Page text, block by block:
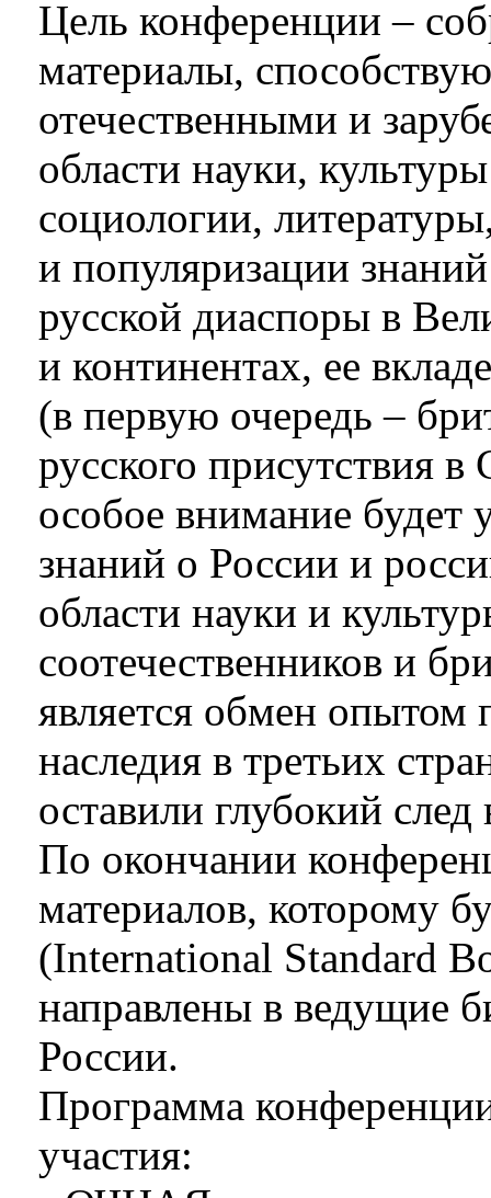
Цель конференции –
материалы,
отечественными и
области науки,
социологии,
и популяризации
русской диаспоры в
и континентах, ее
(в первую очередь –
русского присутствия
особое внимание будет
знаний о России и
области науки и
соотечественников и
является обмен опытом
наследия в третьих
оставили глубокий
По окончании
материалов, которому
(International Standard
направлены в ведущие
России.
Программа
участия: